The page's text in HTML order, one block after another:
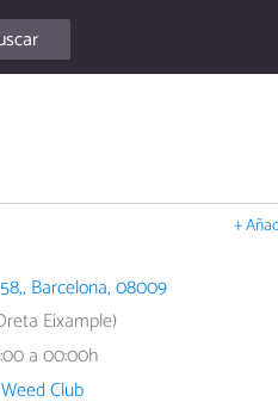
+
Barcelona, 08009
Eixample)
a 00:00h
Club